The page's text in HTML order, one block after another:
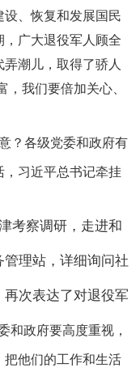
、恢复和发展国民
，广大退役军人顾全
潮儿，取得了骄人
我们要倍加关心、
？ 各级党委和政府有
习近平总书记牵挂
考察调研，走进和
理站，详细询问社
次表达了对退役军
和政府要高度重视，
他们的工作和生活